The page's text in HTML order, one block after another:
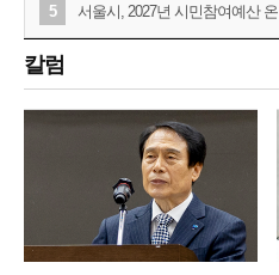
5 서울시, 2027년 시민참여예산 온
칼럼